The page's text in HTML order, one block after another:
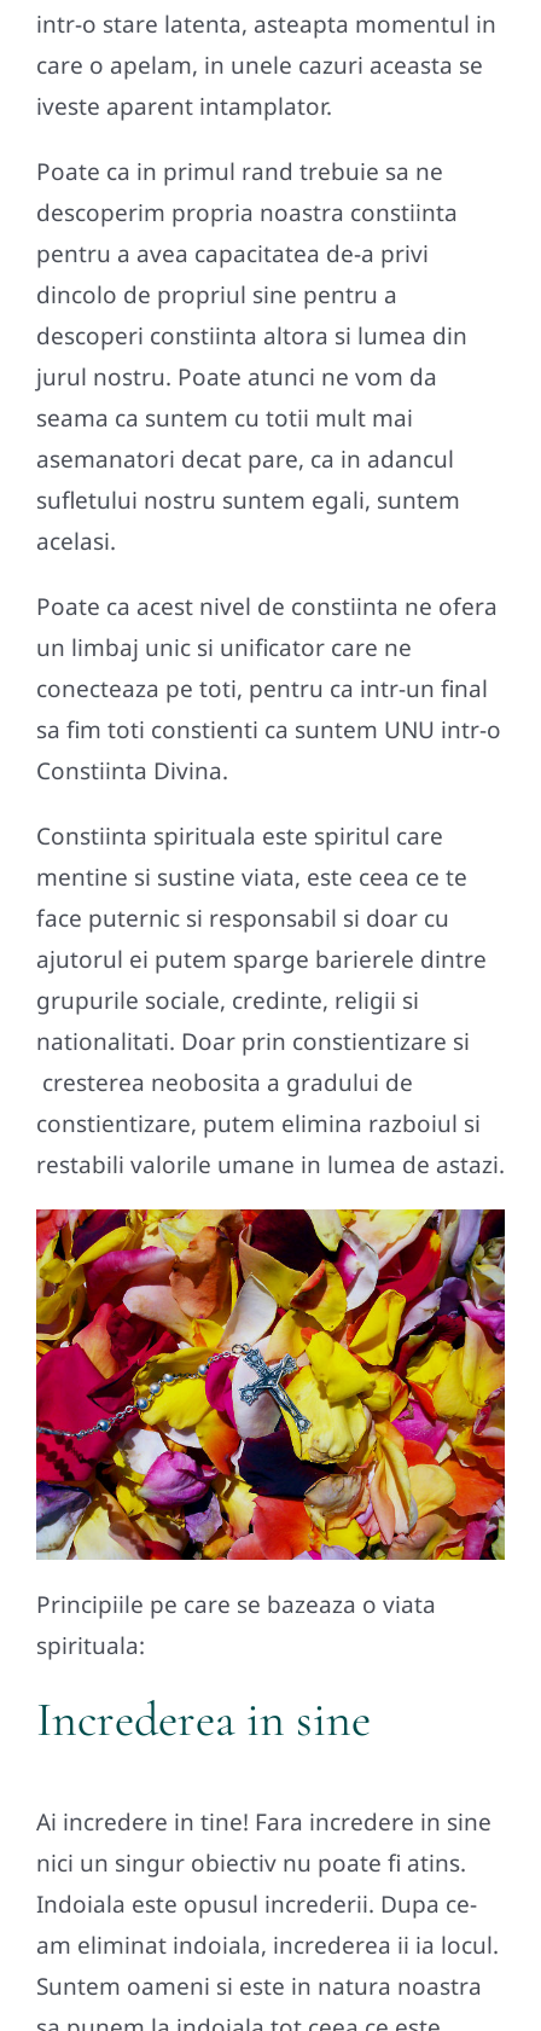
intr-o stare latenta, asteapta momentul in
care o apelam, in unele cazuri aceasta se
iveste aparent intamplator.
Poate ca in primul rand trebuie sa ne
descoperim propria noastra constiinta
pentru a avea capacitatea de-a privi
dincolo de propriul sine pentru a
descoperi constiinta altora si lumea din
jurul nostru. Poate atunci ne vom da
seama ca suntem cu totii mult mai
asemanatori decat pare, ca in adancul
sufletului nostru suntem egali, suntem
acelasi.
Poate ca acest nivel de constiinta ne ofera
un limbaj unic si unificator care ne
conecteaza pe toti, pentru ca intr-un final
sa fim toti constienti ca suntem UNU intr-o
Constiinta Divina.
Constiinta spirituala este spiritul care
mentine si sustine viata, este ceea ce te
face puternic si responsabil si doar cu
ajutorul ei putem sparge barierele dintre
grupurile sociale, credinte, religii si
nationalitati. Doar prin constientizare si
cresterea neobosita a gradului de
constientizare, putem elimina razboiul si
restabili valorile umane in lumea de astazi.
Principiile pe care se bazeaza o viata
spirituala:
Increderea in sine
Ai incredere in tine! Fara incredere in sine
nici un singur obiectiv nu poate fi atins.
Indoiala este opusul increderii. Dupa ce-
am eliminat indoiala, increderea ii ia locul.
Suntem oameni si este in natura noastra